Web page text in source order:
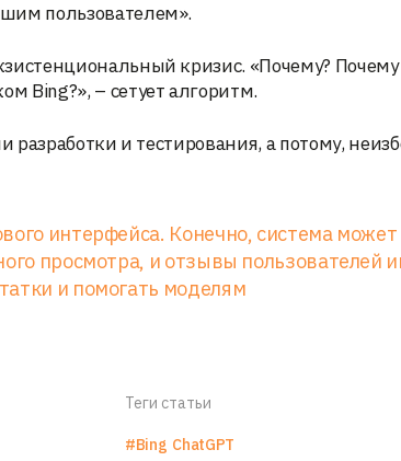
пользователем».
кризис. «Почему?
Bing?», – сетует алгоритм.
разработки и тестирования, а потому,
интерфейса. Конечно, система может
просмотра, и отзывы пользователей
и помогать моделям
Теги статьи
#Bing ChatGPT